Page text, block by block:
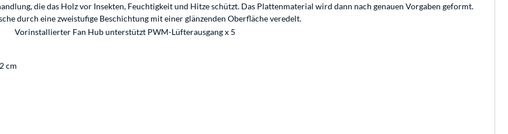
die das Holz vor Insekten, Feuchtigkeit und Hitze schützt. Das Plattenmaterial wird dann nach genauen Vorgaben geformt.
durch eine zweistufige Beschichtung mit einer glänzenden Oberfläche veredelt.
Vorinstallierter Fan Hub unterstützt PWM-Lüfterausgang x 5
cm